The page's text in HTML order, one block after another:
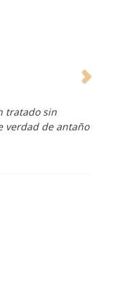
tratado sin
verdad de antaño